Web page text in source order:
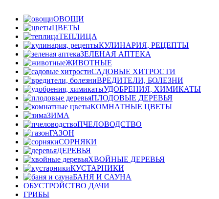
ОВОЩИ
ЦВЕТЫ
ТЕПЛИЦА
КУЛИНАРИЯ, РЕЦЕПТЫ
ЗЕЛЕНАЯ АПТЕКА
ЖИВОТНЫЕ
САДОВЫЕ ХИТРОСТИ
ВРЕДИТЕЛИ, БОЛЕЗНИ
УДОБРЕНИЯ, ХИМИКАТЫ
ПЛОДОВЫЕ ДЕРЕВЬЯ
КОМНАТНЫЕ ЦВЕТЫ
ЗИМА
ПЧЕЛОВОДСТВО
ГАЗОН
СОРНЯКИ
ДЕРЕВЬЯ
ХВОЙНЫЕ ДЕРЕВЬЯ
КУСТАРНИКИ
БАНЯ И САУНА
ОБУСТРОЙСТВО ДАЧИ
ГРИБЫ